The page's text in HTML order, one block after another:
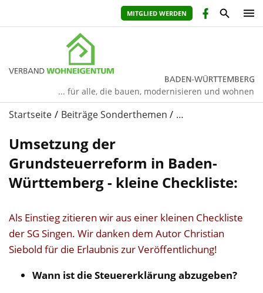
MITGLIED WERDEN
... für alle, die bauen, modernisieren und wohnen
Startseite Beiträge Sonderthemen …
Umsetzung der
Grundsteuerreform in Baden-
Württemberg - kleine Checkliste:
Als Einstieg zitieren wir aus einer kleinen Checkliste
der SG Singen. Wir danken dem Autor Christian
Siebold für die Erlaubnis zur Veröffentlichung!
Wann ist die Steuererklärung abzugeben?